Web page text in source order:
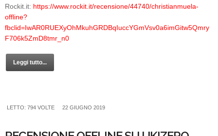
Rockit.it: https://www.rockit.it/recensione/44740/christianmuela-
offline?
fbclid=IwAR0RUEXyOhMkuhGRDBqIuccYGmVsv0a6imGitw5Qmry
F706k5ZmD8tmr_n0
Leggi tutto...
LETTO: 794 VOLTE 22 GIUGNO 2019